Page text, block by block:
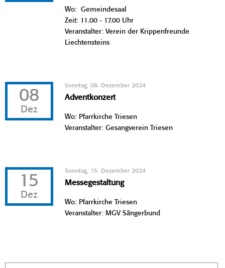
Wo: Gemeindesaal
Zeit: 11.00 - 17.00 Uhr
Veranstalter: Verein der Krippenfreunde
Liechtensteins
08
Dez
Sonntag, 08. Dezember 2024
Adventkonzert
Wo: Pfarrkirche Triesen
Veranstalter: Gesangverein Triesen
15
Dez
Sonntag, 15. Dezember 2024
Messegestaltung
Wo: Pfarrkirche Triesen
Veranstalter: MGV Sängerbund